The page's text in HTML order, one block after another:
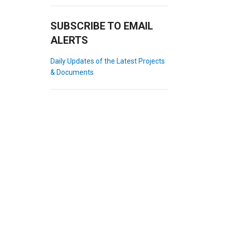
SUBSCRIBE TO EMAIL
ALERTS
Daily Updates of the Latest Projects
& Documents